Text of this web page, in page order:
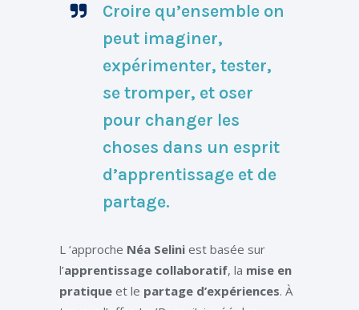
Croire qu’ensemble on
peut imaginer,
expérimenter, tester,
se tromper, et oser
pour changer les
choses dans un esprit
d’apprentissage et de
partage.
L ‘approche Néa Selini est basée sur
l’apprentissage collaboratif, la mise en
pratique et le partage d’expériences. À